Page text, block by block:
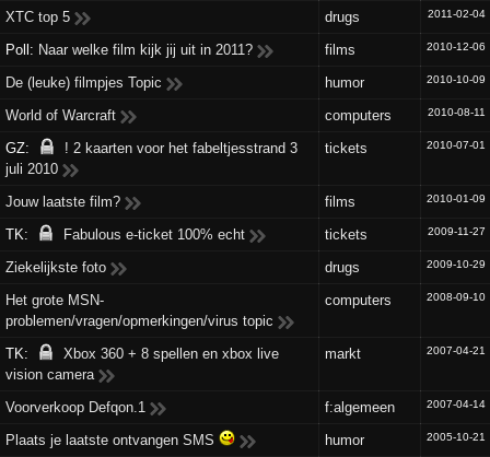
XTC top 5 drugs 2011-02-04
Poll: Naar welke film kijk jij uit in 2011? films 2010-12-06
De (leuke) filmpjes Topic humor 2010-10-09
World of Warcraft computers 2010-08-11
GZ:
! 2 kaarten voor het fabeltjesstrand 3
juli 2010
tickets 2010-07-01
Jouw laatste film? films 2010-01-09
TK: Fabulous e-ticket 100% echt tickets 2009-11-27
Ziekelijkste foto drugs 2009-10-29
Het grote MSN-
problemen/vragen/opmerkingen/virus topic
computers 2008-09-10
TK:
Xbox 360 + 8 spellen en xbox live
vision camera
markt 2007-04-21
Voorverkoop Defqon.1 f:algemeen 2007-04-14
Plaats je laatste ontvangen SMS humor 2005-10-21